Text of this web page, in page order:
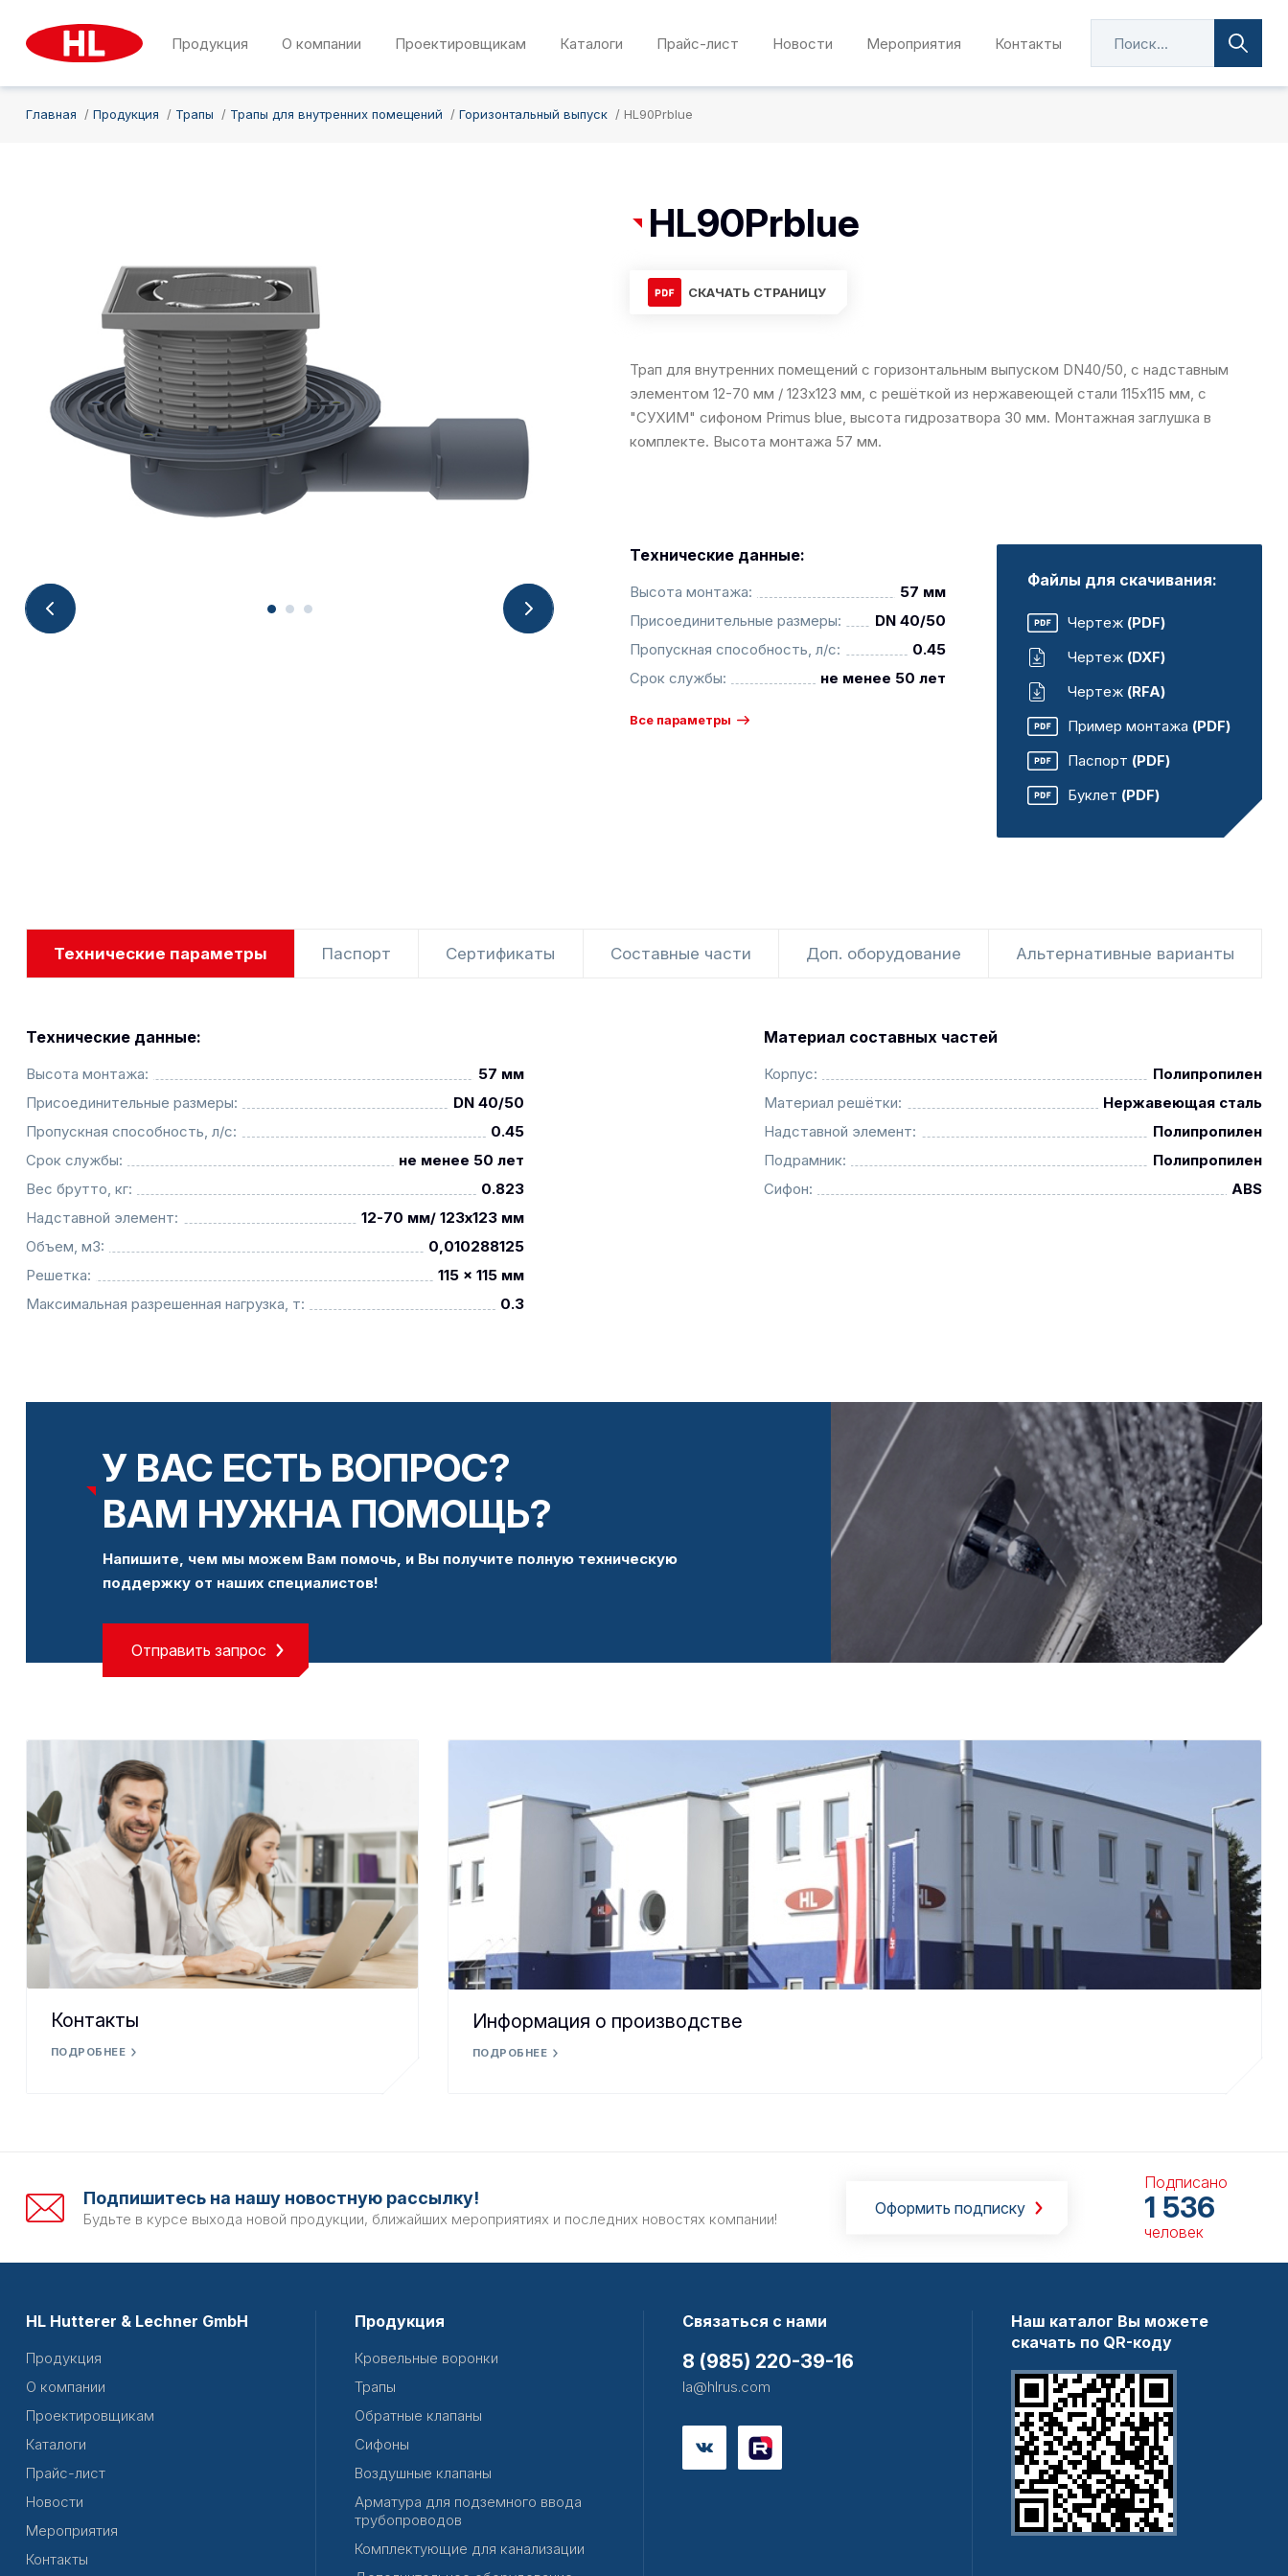
Продукция О компании Проектировщикам Каталоги Прайс-лист Новости Мероприятия Контакты
Главная Продукция Трапы Трапы для внутренних помещений Горизонтальный выпуск HL90Prblue
HL90Prblue
СКАЧАТЬ СТРАНИЦУ
Трап для внутренних помещений с горизонтальным выпуском DN40/50, с надставным
элементом 12-70 мм / 123х123 мм, с решёткой из нержавеющей стали 115х115 мм, с
"СУХИМ" сифоном Primus blue, высота гидрозатвора 30 мм. Монтажная заглушка в
комплекте. Высота монтажа 57 мм.
Технические данные:
Высота монтажа:
57 мм
Присоединительные размеры:
DN 40/50
Пропускная способность, л/с:
0.45
Срок службы:
не менее 50 лет
Все параметры
Файлы для скачивания:
Чертеж (PDF)
Чертеж (DXF)
Чертеж (RFA)
Пример монтажа (PDF)
Паспорт (PDF)
Буклет (PDF)
Технические параметры Паспорт Сертификаты Составные части Доп. оборудование Альтернативные варианты
Технические данные:
Высота монтажа:
57 мм
Присоединительные размеры:
DN 40/50
Пропускная способность, л/с:
0.45
Срок службы:
не менее 50 лет
Вес брутто, кг:
0.823
Надставной элемент:
12-70 мм/ 123x123 мм
Объем, м3:
0,010288125
Решетка:
115 x 115 мм
Максимальная разрешенная нагрузка, т:
0.3
Материал составных частей
Корпус:
Полипропилен
Материал решётки:
Нержавеющая сталь
Надставной элемент:
Полипропилен
Подрамник:
Полипропилен
Сифон:
ABS
У ВАС ЕСТЬ ВОПРОС?
ВАМ НУЖНА ПОМОЩЬ?
Напишите, чем мы можем Вам помочь, и Вы получите полную техническую
поддержку от наших специалистов!
Отправить запрос
Контакты
ПОДРОБНЕЕ
Информация о производстве
ПОДРОБНЕЕ
Подпишитесь на нашу новостную рассылку!
Будьте в курсе выхода новой продукции, ближайших мероприятиях и последних новостях компании!
Оформить подписку
Подписано
1 536
человек
HL Hutterer & Lechner GmbH
Продукция
О компании
Проектировщикам
Каталоги
Прайс-лист
Новости
Мероприятия
Контакты
Продукция
Кровельные воронки
Трапы
Обратные клапаны
Сифоны
Воздушные клапаны
Арматура для подземного ввода
трубопроводов
Комплектующие для канализации
Связаться с нами
8 (985) 220-39-16
la@hlrus.com
Наш каталог Вы можете
скачать по QR-коду